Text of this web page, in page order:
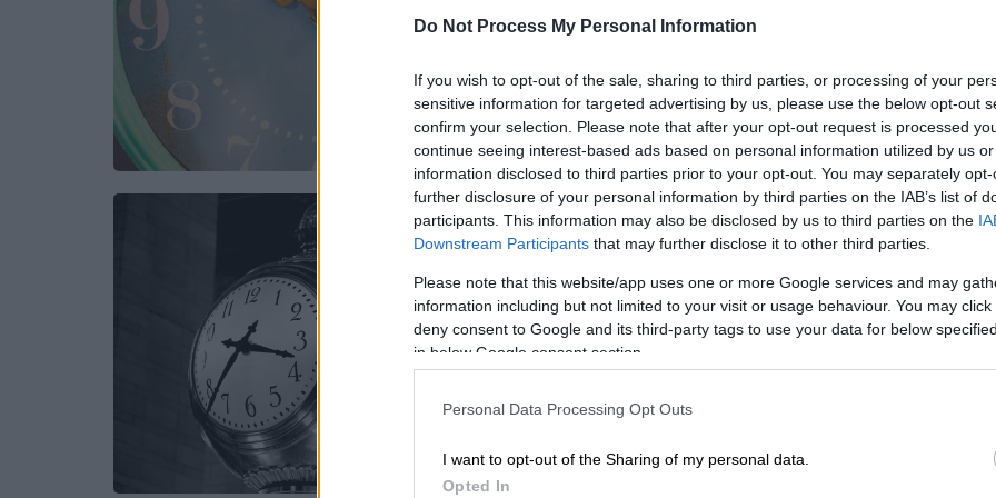
Do Not Process My Personal Information
If you wish to opt-out of the sale, sharing to third parties, or processing of your
sensitive information for targeted advertising by us, please use the below opt-out
confirm your selection. Please note that after your opt-out request is processed
continue seeing interest-based ads based on personal information utilized by us
information disclosed to third parties prior to your opt-out. You may separately
further disclosure of your personal information by third parties on the IAB’s list of
participants. This information may also be disclosed by us to third parties on the
Downstream Participants that may further disclose it to other third parties.
Please note that this website/app uses one or more Google services and may
information including but not limited to your visit or usage behaviour. You may
deny consent to Google and its third-party tags to use your data for below
in below Google consent section.
Personal Data Processing Opt Outs
I want to opt-out of the Sharing of my personal data.
Opted In
προχωρήσουν μία ώρα μπροστά
Ελλάδα |27.03.2026 05:00
τη θερινή ώρα - Πότε αλλάζει
Τη συγκεκριμένη μέρα, τα ρολόγια θα
προχωρήσουν μία ώρα μπροστά